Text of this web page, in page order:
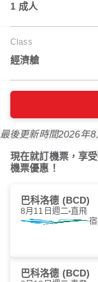
1 成人
Class
經濟艙
最後更新時間2026年
現在就訂機票，享
機票優惠！
巴科洛德 (BCD)
8月11日週二 直飛
巴科洛德 (BCD)